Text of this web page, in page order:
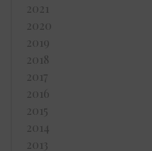
2021
2020
2019
2018
2017
2016
2015
2014
2013